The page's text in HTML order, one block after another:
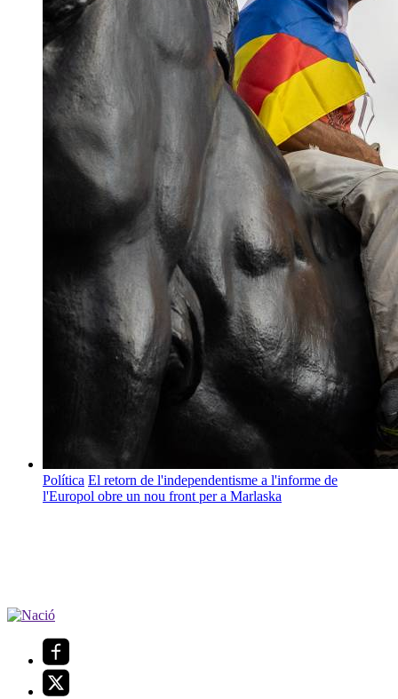
Política El retorn de l'independentisme a l'informe de
l'Europol obre un nou front per a Marlaska